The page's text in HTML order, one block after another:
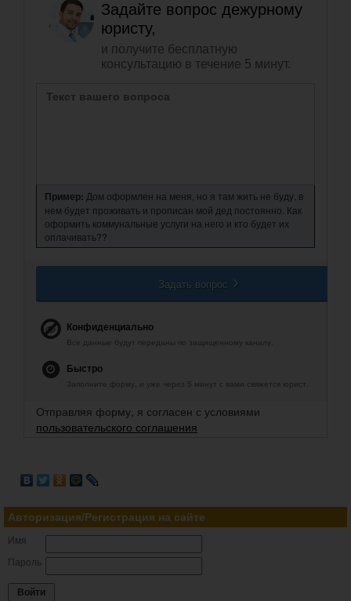
Задайте вопрос дежурному
юристу,
и получите бесплатную
консультацию в течение 5 минут.
Пример: Дом оформлен на меня, но я там жить не буду, в
нем будет проживать и прописан мой дед постоянно. Как
оформить коммунальные услуги на него и кто будет их
оплачивать??
Задать вопрос
Конфиденциально
Все данные будут переданы по защищенному каналу.
Быстро
Заполните форму, и уже через 5 минут с вами свяжется юрист.
Отправляя форму, я согласен с условиями
пользовательского соглашения
Авторизация/Регистрация на сайте
Имя
Пароль